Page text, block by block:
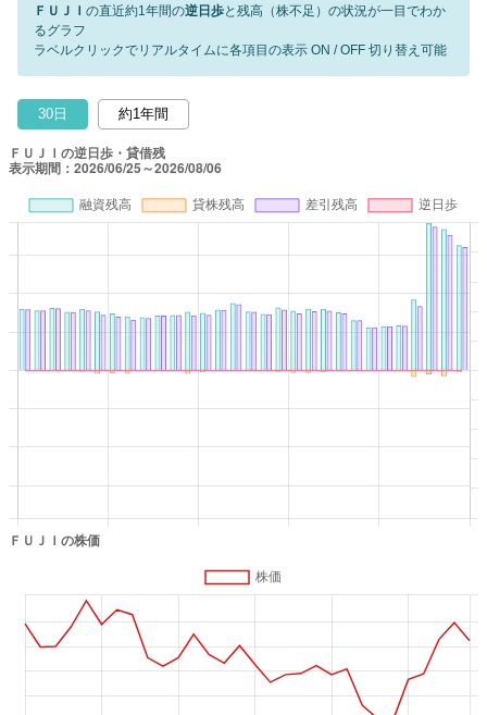
ＦＵＪＩ の直近約1年間の逆日歩と残高（株不足）の状況が一目でわか
るグラフ
ラベルクリックでリアルタイムに各項目の表示 ON / OFF 切り替え可能
30日 約1年間